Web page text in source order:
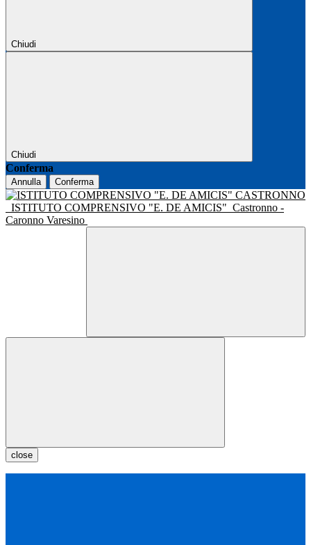
Chiudi
Chiudi
Conferma
Annulla Conferma
ISTITUTO COMPRENSIVO "E. DE AMICIS" Castronno -
Caronno Varesino
close